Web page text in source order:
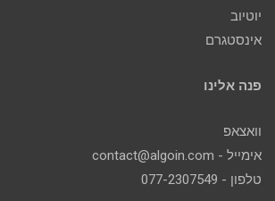
יוטיוב
אינסטגרם
פנה אלינו
וואצאפ
אימייל - contact@algoin.com
טלפון - 077-2307549